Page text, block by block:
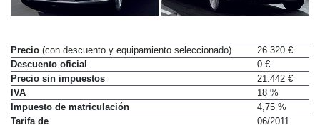
Precio(con descuento y equipamiento seleccionado)
26.320 €
Descuento oficial
0 €
Precio sin impuestos
21.442 €
IVA
18 %
Impuesto de matriculación
4,75 %